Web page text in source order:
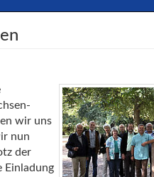
wir uns
nun
der
Einladung